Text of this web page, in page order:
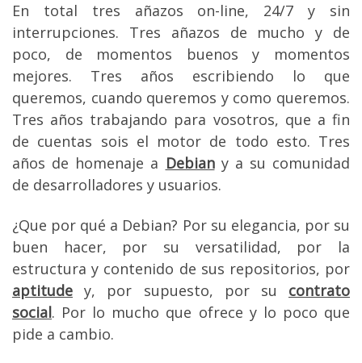
En total tres añazos on-line, 24/7 y sin
interrupciones. Tres añazos de mucho y de
poco, de momentos buenos y momentos
mejores. Tres años escribiendo lo que
queremos, cuando queremos y como queremos.
Tres años trabajando para vosotros, que a fin
de cuentas sois el motor de todo esto. Tres
años de homenaje a Debiany a su comunidad
de desarrolladores y usuarios.
¿Que por qué a Debian? Por su elegancia, por su
buen hacer, por su versatilidad, por la
estructura y contenido de sus repositorios, por
aptitude y, por supuesto, por su contrato
social. Por lo mucho que ofrece y lo poco que
pide a cambio.